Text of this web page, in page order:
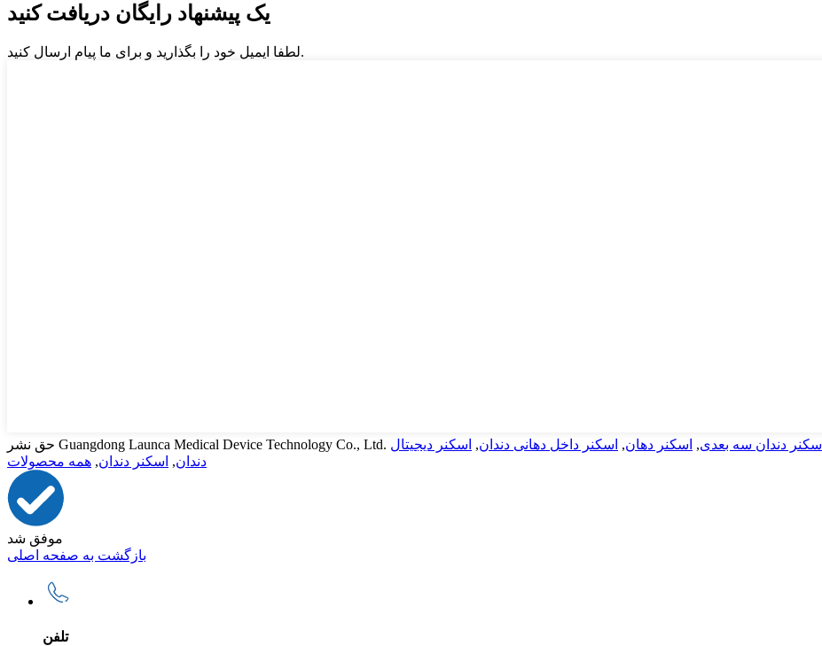
یک پیشنهاد رایگان دریافت کنید
لطفا ایمیل خود را بگذارید و برای ما پیام ارسال کنید.
اسکنر دندان سه بعدی, اسکنر دهان, اسکنر داخل دهانی دندان, اسکنر دیجیتال
دندان, اسکنر دندان, همه محصولات
موفق شد
بازگشت به صفحه اصلی
تلفن